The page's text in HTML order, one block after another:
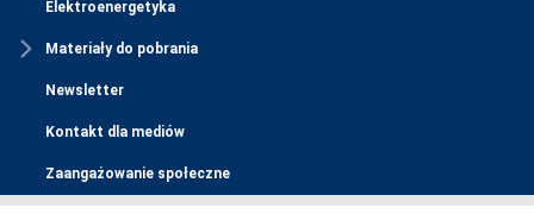
Elektroenergetyka
Materiały do pobrania
Newsletter
Kontakt dla mediów
Zaangażowanie społeczne